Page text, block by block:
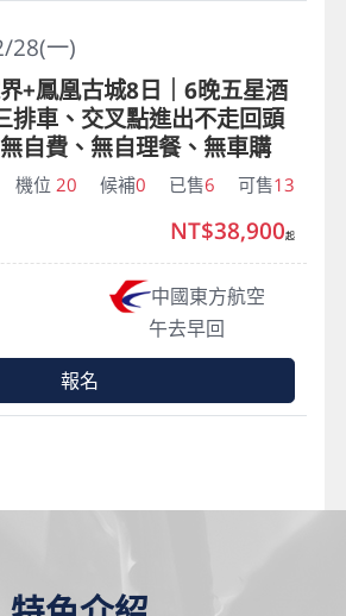
28(一)
+鳳凰古城8日｜6晚五星酒
排車、交叉點進出不走回頭
自費、無自理餐、無車購
機位 20 候補0 已售6 可售13
中國東方航空
午去早回
NT$38,900起
報名